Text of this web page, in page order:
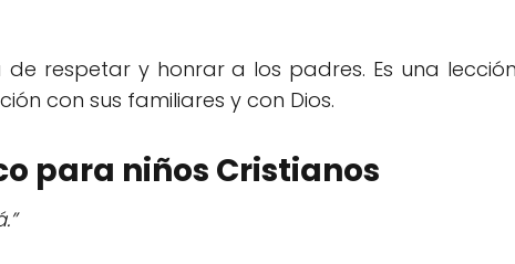
respetar y honrar a los padres. Es una lección
con sus familiares y con Dios.
para niños Cristianos